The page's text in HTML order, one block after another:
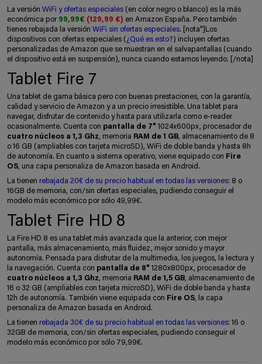
La versión WiFi y ofertas especiales (en color negro o blanco) es la más
económica por 99,99€ (129,99 €) en Amazon España. Pero también
tienes rebajada la versión WiFi sin ofertas especiales. [nota"]Los
dispositivos con ofertas especiales ( ¿Qué es esto? ) incluyen ofertas
personalizadas de Amazon que se muestran en el salvapantallas (cuando
el dispositivo está en suspensión), nunca cuando estamos leyendo. [/nota]
Tablet Fire 7
Una tablet de gama básica pero con buenas prestaciones, con la garantía,
calidad y servicio de Amazon y a un precio irresistible. Una tablet para
navegar, disfrutar de contenido y hasta para utilizarla como e-reader
ocasionalmente. Cuenta con pantalla de 7" 1024x600px, procesador de
cuatro núcleos a 1,3 Ghz, memoria RAM de 1 GB, almacenamiento de 8
o 16 GB (ampliables con tarjeta microSD), WiFi de doble banda y hasta 8h
de autonomía. En cuanto a sistema operativo, viene equipado con Fire
OS, una capa personaliza de Amazon basada en Android.
La tienen rebajada 20€ de su precio habitual en todas las versiones: 8 o
16GB de memoria, con/sin ofertas especiales, pudiendo conseguir el
modelo más económico por sólo 49,99€.
Tablet Fire HD 8
La Fire HD 8 es una tablet más avanzada que la anterior, con mejor
pantalla, más almacenamiento, más fluidez, mejor sonido y mayor
autonomía. Pensada para disfrutar de la multimedia, los juegos, la lectura y
la navegación. Cuenta con pantalla de 8" 1280x800px, procesador de
cuatro núcleos a 1,3 Ghz, memoria RAM de 1,5 GB, almacenamiento de
16 o 32 GB (ampliables con tarjeta microSD), WiFi de doble banda y hasta
12h de autonomía. También viene equipada con Fire OS, la capa
personaliza de Amazon basada en Android.
La tienen rebajada 30€ de su precio habitual en todas las versiones: 16 o
32GB de memoria, con/sin ofertas especiales, pudiendo conseguir el
modelo más económico por sólo 79,99€.